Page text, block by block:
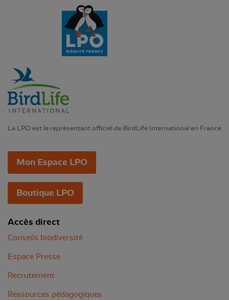
La LPO est le représentant officiel de BirdLife International en France
Mon Espace LPO
Boutique LPO
Accès direct
Conseils biodiversité
Espace Presse
Recrutement
Ressources pédagogiques